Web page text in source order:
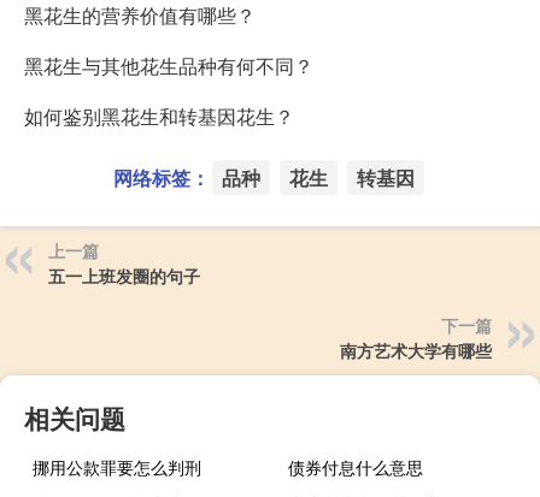
黑花生的营养价值有哪些？
黑花生与其他花生品种有何不同？
如何鉴别黑花生和转基因花生？
网络标签： 品种 花生 转基因
上一篇
五一上班发圈的句子
下一篇
南方艺术大学有哪些
相关问题
挪用公款罪要怎么判刑
债券付息什么意思